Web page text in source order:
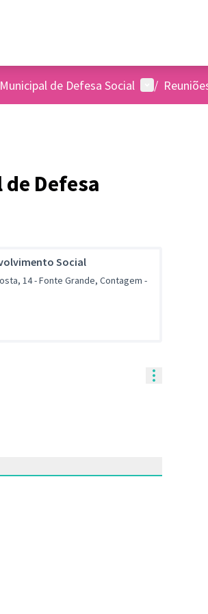
de Defesa Social Menu de
/
Defesa
Social
14 - Fonte Grande, Contagem -